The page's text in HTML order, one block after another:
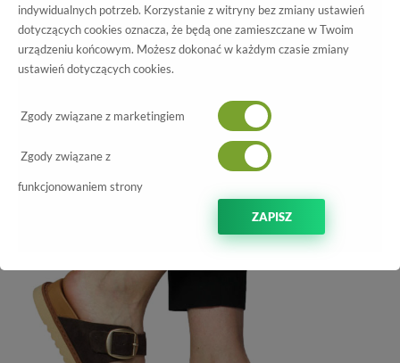
Wszystkie produkty
204.22-5904-S14 S14TKHV Skóra Naturalna
-30%
indywidualnych potrzeb. Korzystanie z witryny bez zmiany ustawień
dotyczących cookies oznacza, że będą one zamieszczane w Twoim
urządzeniu końcowym. Możesz dokonać w każdym czasie zmiany
ustawień dotyczących cookies.
Zgody związane z marketingiem
Zgody związane z
funkcjonowaniem strony
ZAPISZ